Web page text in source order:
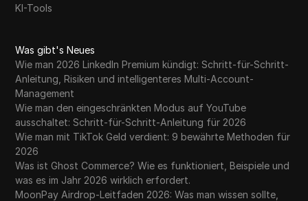
KI-Tools
Was gibt's Neues
Wie man 2026 LinkedIn Premium kündigt: Schritt-für-Schritt-
Anleitung, Risiken und intelligenteres Multi-Account-
Management
Wie man den eingeschränkten Modus auf YouTube
ausschaltet: Schritt-für-Schritt-Anleitung für 2026
Wie man mit TikTok Geld verdient: 9 bewährte Methoden für
2026
Was ist Ghost Commerce? Wie es funktioniert, Beispiele und
was es im Jahr 2026 wirklich erfordert.
MoonPay Airdrop-Leitfaden 2026: Was man wissen sollte,